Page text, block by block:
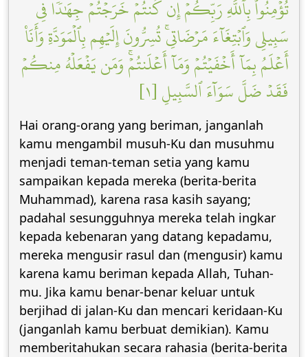
تُؤۡمِنُواْ بِٱللَّهِ رَبِّكُمۡ إِن كُنتُمۡ خَرَجۡتُمۡ جِهَٰدٗا فِي
سَبِيلِي وَٱبۡتِغَآءَ مَرۡضَاتِيۚ تُسِرُّونَ إِلَيۡهِم بِٱلۡمَوَدَّةِ وَأَنَا۠
أَعۡلَمُ بِمَآ أَخۡفَيۡتُمۡ وَمَآ أَعۡلَنتُمۡۚ وَمَن يَفۡعَلۡهُ مِنكُمۡ
فَقَدۡ ضَلَّ سَوَآءَ ٱلسَّبِيلِ [١]
Hai orang-orang yang beriman, janganlah
kamu mengambil musuh-Ku dan musuhmu
menjadi teman-teman setia yang kamu
sampaikan kepada mereka (berita-berita
Muhammad), karena rasa kasih sayang;
padahal sesungguhnya mereka telah ingkar
kepada kebenaran yang datang kepadamu,
mereka mengusir rasul dan (mengusir) kamu
karena kamu beriman kepada Allah, Tuhan-
mu. Jika kamu benar-benar keluar untuk
berjihad di jalan-Ku dan mencari keridaan-Ku
(janganlah kamu berbuat demikian). Kamu
memberitahukan secara rahasia (berita-berita